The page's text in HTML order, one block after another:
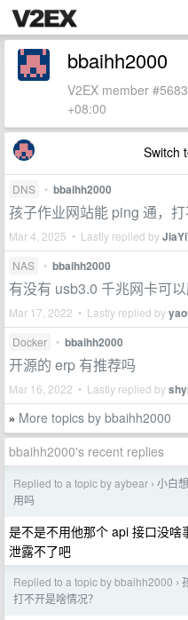
bbaihh2000
V2EX member
+08:00
Switch
DNS • bbaihh2000
孩子作业网站能 ping 通，打
Mar 4, 2025 • Lastly replied by
NAS • bbaihh2000
有没有 usb3.0 千兆网卡可
Mar 17, 2022 • Lastly replied by
Docker • bbaihh2000
开源的 erp 有推荐吗
Mar 16, 2022 • Lastly replied by
» More topics by bbaihh2000
bbaihh2000's recent replies
Replied to a topic by aybear › 小白
用吗
是不是不用他那个 api 接口没
泄露不了吧
Replied to a topic by bbaihh2000 ›
打不开是啥情况？